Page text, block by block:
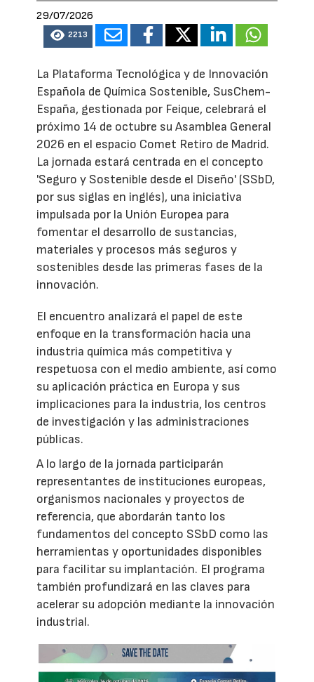
29/07/2026
2213
La Plataforma Tecnológica y de Innovación
Española de Química Sostenible, SusChem-
España, gestionada por Feique, celebrará el
próximo 14 de octubre su Asamblea General
2026 en el espacio Comet Retiro de Madrid.
La jornada estará centrada en el concepto
'Seguro y Sostenible desde el Diseño' (SSbD,
por sus siglas en inglés), una iniciativa
impulsada por la Unión Europea para
fomentar el desarrollo de sustancias,
materiales y procesos más seguros y
sostenibles desde las primeras fases de la
innovación.
El encuentro analizará el papel de este
enfoque en la transformación hacia una
industria química más competitiva y
respetuosa con el medio ambiente, así como
su aplicación práctica en Europa y sus
implicaciones para la industria, los centros
de investigación y las administraciones
públicas.
A lo largo de la jornada participarán
representantes de instituciones europeas,
organismos nacionales y proyectos de
referencia, que abordarán tanto los
fundamentos del concepto SSbD como las
herramientas y oportunidades disponibles
para facilitar su implantación. El programa
también profundizará en las claves para
acelerar su adopción mediante la innovación
industrial.